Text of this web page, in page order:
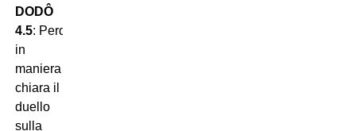
DODÔ
4.5: Perde
in
maniera
chiara il
duello
sulla